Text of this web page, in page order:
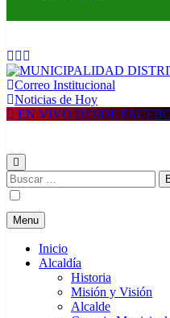
MUNICIPALIDAD
Construyendo una nueva Historia
Correo Institucional
Noticias de Hoy
EN VIVO DESDE
Buscar:
Menu
Inicio
Alcaldía
Historia
Misión y Visión
Alcalde